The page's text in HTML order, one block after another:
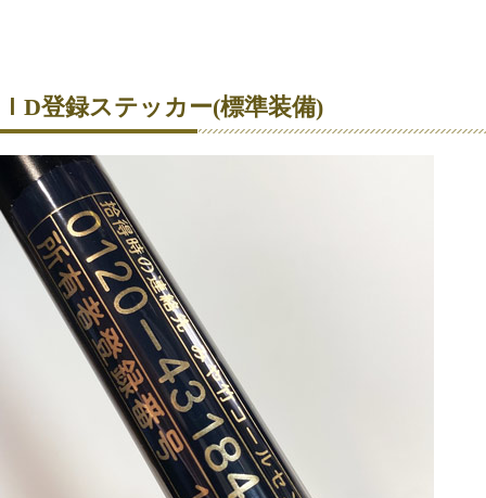
ＩD登録ステッカー(標準装備)